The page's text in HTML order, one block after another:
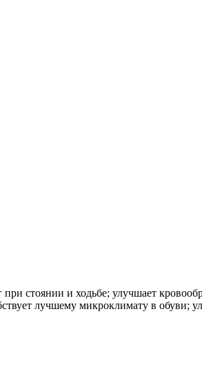
стоянии и ходьбе; улучшает
лучшему микроклимату в обуви;